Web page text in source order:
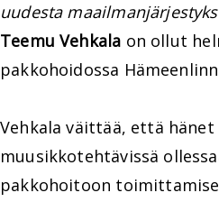
uudesta
Teemu Vehkala on ollut
pakkohoidossa
Vehkala väittää, että
muusikkotehtävissä
pakkohoitoon